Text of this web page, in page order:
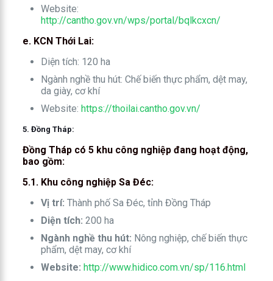
Website:
http://cantho.gov.vn/wps/portal/bqlkcxcn/
e. KCN Thới Lai:
Diện tích: 120 ha
Ngành nghề thu hút: Chế biến thực phẩm, dệt may,
da giày, cơ khí
Website: https://thoilai.cantho.gov.vn/
5. Đồng Tháp:
Đồng Tháp có 5 khu công nghiệp đang hoạt động,
bao gồm:
5.1. Khu công nghiệp Sa Đéc:
Vị trí: Thành phố Sa Đéc, tỉnh Đồng Tháp
Diện tích: 200 ha
Ngành nghề thu hút: Nông nghiệp, chế biến thực
phẩm, dệt may, cơ khí
Website: http://www.hidico.com.vn/sp/116.html